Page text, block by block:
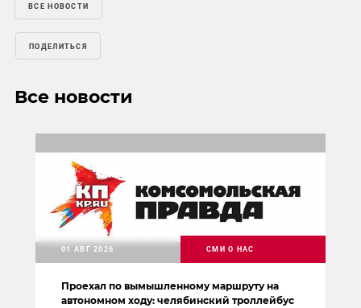
ВСЕ НОВОСТИ
ПОДЕЛИТЬСЯ
Все новости
Проехал по вымышленному маршруту на
автономном ходу: челябинский троллейбус
01 АВГ 2026 СМИ О НАС